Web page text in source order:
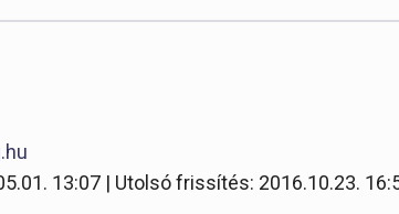
13:07 | Utolsó frissítés: 2016.10.23.